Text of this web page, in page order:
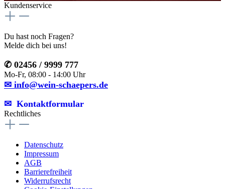
Kundenservice
Du hast noch Fragen?
Melde dich bei uns!
✆ 02456 / 9999 777
Mo-Fr, 08:00 - 14:00 Uhr
✉ info@wein-schaepers.de
✉︎ Kontaktformular
Rechtliches
Datenschutz
Impressum
AGB
Barrierefreiheit
Widerrufsrecht